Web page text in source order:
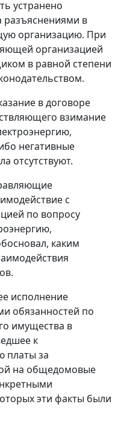
устранено
разъяснениями в
организацию. При
организацией
в равной степени
в договоре
взимание
негативные
отсутствуют.
с
по вопросу
каким
исполнение
обязанностей по
имущества в
к
платы за
на общедомовые
эти факты были